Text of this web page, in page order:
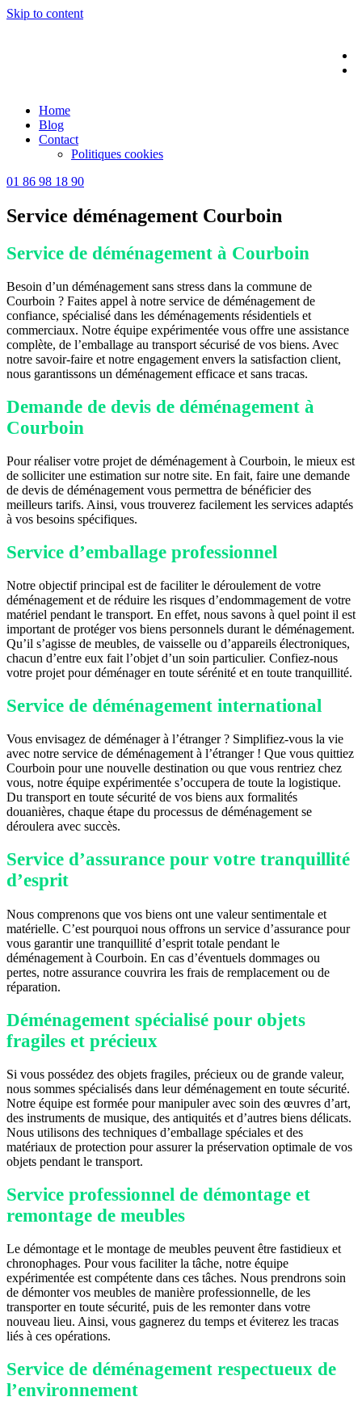
Skip to content
Home
Blog
Contact
Politiques cookies
01 86 98 18 90
Service déménagement Courboin
Service de déménagement à Courboin
Besoin d’un déménagement sans stress dans la commune de
Courboin ? Faites appel à notre service de déménagement de
confiance, spécialisé dans les déménagements résidentiels et
commerciaux. Notre équipe expérimentée vous offre une assistance
complète, de l’emballage au transport sécurisé de vos biens. Avec
notre savoir-faire et notre engagement envers la satisfaction client,
nous garantissons un déménagement efficace et sans tracas.
Demande de devis de déménagement à
Courboin
Pour réaliser votre projet de déménagement à Courboin, le mieux est
de solliciter une estimation sur notre site. En fait, faire une demande
de devis de déménagement vous permettra de bénéficier des
meilleurs tarifs. Ainsi, vous trouverez facilement les services adaptés
à vos besoins spécifiques.
Service d’emballage professionnel
Notre objectif principal est de faciliter le déroulement de votre
déménagement et de réduire les risques d’endommagement de votre
matériel pendant le transport. En effet, nous savons à quel point il est
important de protéger vos biens personnels durant le déménagement.
Qu’il s’agisse de meubles, de vaisselle ou d’appareils électroniques,
chacun d’entre eux fait l’objet d’un soin particulier. Confiez-nous
votre projet pour déménager en toute sérénité et en toute tranquillité.
Service de déménagement international
Vous envisagez de déménager à l’étranger ? Simplifiez-vous la vie
avec notre service de déménagement à l’étranger ! Que vous quittiez
Courboin pour une nouvelle destination ou que vous rentriez chez
vous, notre équipe expérimentée s’occupera de toute la logistique.
Du transport en toute sécurité de vos biens aux formalités
douanières, chaque étape du processus de déménagement se
déroulera avec succès.
Service d’assurance pour votre tranquillité
d’esprit
Nous comprenons que vos biens ont une valeur sentimentale et
matérielle. C’est pourquoi nous offrons un service d’assurance pour
vous garantir une tranquillité d’esprit totale pendant le
déménagement à Courboin. En cas d’éventuels dommages ou
pertes, notre assurance couvrira les frais de remplacement ou de
réparation.
Déménagement spécialisé pour objets
fragiles et précieux
Si vous possédez des objets fragiles, précieux ou de grande valeur,
nous sommes spécialisés dans leur déménagement en toute sécurité.
Notre équipe est formée pour manipuler avec soin des œuvres d’art,
des instruments de musique, des antiquités et d’autres biens délicats.
Nous utilisons des techniques d’emballage spéciales et des
matériaux de protection pour assurer la préservation optimale de vos
objets pendant le transport.
Service professionnel de démontage et
remontage de meubles
Le démontage et le montage de meubles peuvent être fastidieux et
chronophages. Pour vous faciliter la tâche, notre équipe
expérimentée est compétente dans ces tâches. Nous prendrons soin
de démonter vos meubles de manière professionnelle, de les
transporter en toute sécurité, puis de les remonter dans votre
nouveau lieu. Ainsi, vous gagnerez du temps et éviterez les tracas
liés à ces opérations.
Service de déménagement respectueux de
l’environnement